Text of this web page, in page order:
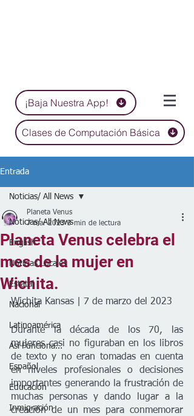
¡Baja Nuestra App!
Clases de Computación Básica
Entrada
Noticias/ All News
English
Noticias Locales
Estatal
Nacional
Latinoamérica
Así Funciona...
Español
Educación
Inmigración
Noticias/ All News
Planeta Venus celebra el
mes de la mujer en
Wichita.
Planeta Venus
7 mar 2023 3 min de lectura
Wichita Kansas | 7 de marzo del 2023
Durante la década de los 70, las
mujeres casi no figuraban en los libros
de texto y no eran tomadas en cuenta
en niveles profesionales o decisiones
importantes generando la frustración de
muchas personas y dando lugar a la
creación de un mes para conmemorar